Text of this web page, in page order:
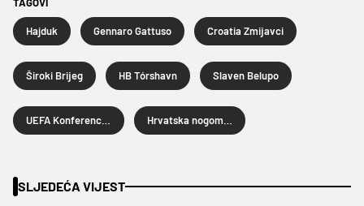
Hajduk Gennaro Gattuso Croatia Zmijavci
Široki Brijeg HB Tórshavn Slaven Belupo
SLJEDEĆA VIJEST